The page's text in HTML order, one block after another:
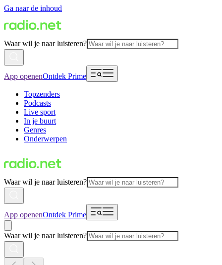
Ga naar de inhoud
Waar wil je naar luisteren?
App openenOntdek Prime
Topzenders
Podcasts
Live sport
In je buurt
Genres
Onderwerpen
Waar wil je naar luisteren?
App openenOntdek Prime
Waar wil je naar luisteren?